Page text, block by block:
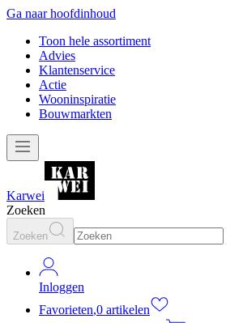
Ga naar hoofdinhoud
Toon hele assortiment
Advies
Klantenservice
Actie
Wooninspiratie
Bouwmarkten
Karwei
Zoeken
Zoeken
Inloggen
Favorieten,0 artikelen